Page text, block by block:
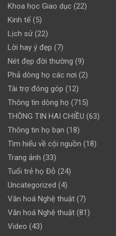
Khoa học Giao dục (22)
Kinh tế (5)
Lịch sử(22)
Lời hay ý đẹp (7)
Nét đẹp đời thường (9)
Phả dòng họ các nơi (2)
Tài trợ đóng góp (12)
Thông tin dòng họ (715)
THÔNG TIN HAI CHIỀU (63)
Thông tin họ bạn (18)
Tìm hiểu về cội nguồn (18)
Trang ảnh (33)
Tuổi trẻ họ Đỗ (24)
Uncategorized (4)
Văn hoá Nghệ thuật (7)
Văn hoá Nghệ thuật (81)
Video (43)